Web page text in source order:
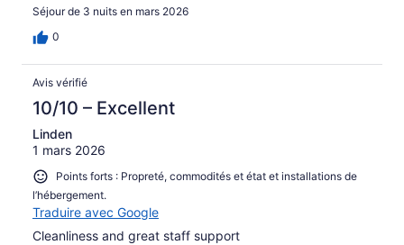
Séjour de 3 nuits en mars 2026
0
Avis vérifié
10/10 – Excellent
Linden
1 mars 2026
Points forts : Propreté, commodités et état et installations de
l’hébergement.
Traduire avec Google
Cleanliness and great staff support